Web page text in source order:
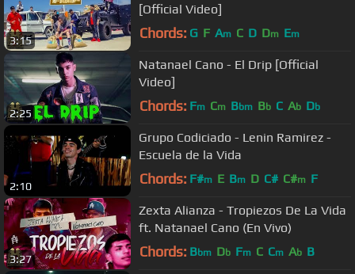
3:15
[Official Video]
Chords: G F Am C D Dm Em
2:25
Natanael Cano - El Drip [Official
Video]
Chords: Fm Cm Bbm Bb C Ab Db
2:10
Grupo Codiciado - Lenin Ramirez -
Escuela de la Vida
Chords: F#m E Bm D C# C#m F
3:27
Zexta Alianza - Tropiezos De La Vida
ft. Natanael Cano (En Vivo)
Chords: Bbm Db Fm C Cm Ab B